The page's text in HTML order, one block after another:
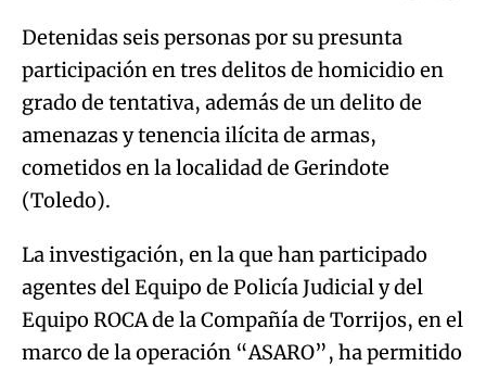
Detenidas seis personas por su presunta
participación en tres delitos de homicidio en
grado de tentativa, además de un delito de
amenazas y tenencia ilícita de armas,
cometidos en la localidad de Gerindote
(Toledo).
La investigación, en la que han participado
agentes del Equipo de Policía Judicial y del
Equipo ROCA de la Compañía de Torrijos, en el
marco de la operación “ASARO”, ha permitido